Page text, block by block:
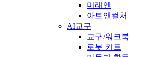
미래엔
아트앤컬처
AI교구
교구/워크북
로봇 키트